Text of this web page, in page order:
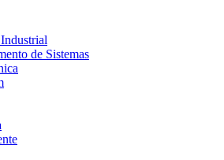
de Sistemas